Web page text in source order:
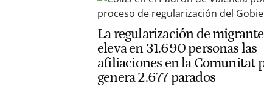
La regularización de
eleva en 31.690 personas las
afiliaciones en la Comunitat
genera 2.677 parados